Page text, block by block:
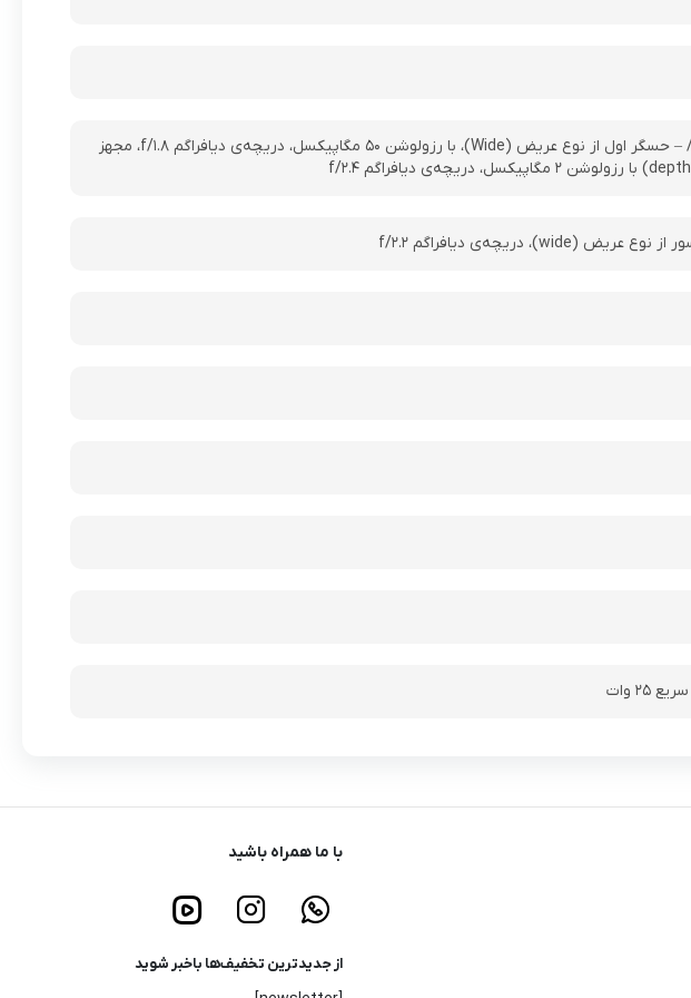
دارای ۲ حسگر دوربین, دوربین‌هایی با رزولوشن ۵۰+۲ مگاپیکسل / – حسگر اول از نوع عریض (Wide)، با رزولوشن ۵۰ مگاپیکسل، دریچه‌ی دیافراگم f/۱.۸، مجهز
با ما همراه باشید
از جدیدترین تخفیف‌ها باخبر شوید